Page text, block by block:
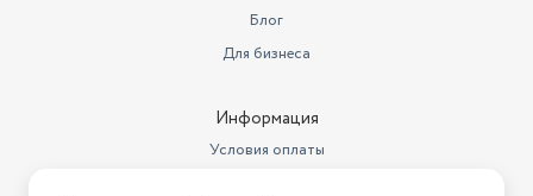
Блог
Для бизнеса
Информация
Условия оплаты